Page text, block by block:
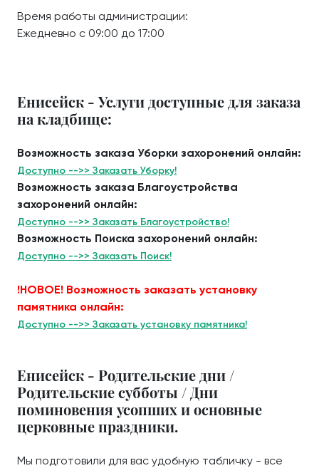
Время работы администрации:
Ежедневно с 09:00 до 17:00
Енисейск - Услуги доступные для заказа
на кладбище:
Возможность заказа Уборки захоронений онлайн:
Доступно -->> Заказать Уборку!
Возможность заказа Благоустройства
захоронений онлайн:
Доступно -->> Заказать Благоустройство!
Возможность Поиска захоронений онлайн:
Доступно -->> Заказать Поиск!
!НОВОЕ! Возможность заказать установку
памятника онлайн:
Доступно -->> Заказать установку памятника!
Енисейск - Родительские дни /
Родительские субботы / Дни
поминовения усопших и основные
церковные праздники.
Мы подготовили для вас удобную табличку - все